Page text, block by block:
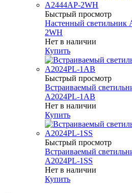
Быстрый просмотр
Настенный светильник
2WH
Нет в наличии
Купить
Быстрый просмотр
Встраиваемый
A2024PL-1AB
Нет в наличии
Купить
Быстрый просмотр
Встраиваемый
A2024PL-1SS
Нет в наличии
Купить